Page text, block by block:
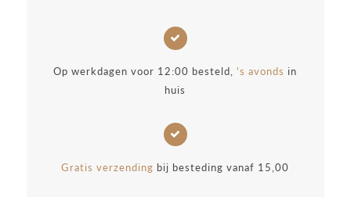
Op werkdagen voor 12:00 besteld,'s avonds in
huis
Gratis verzending bij besteding vanaf 15,00